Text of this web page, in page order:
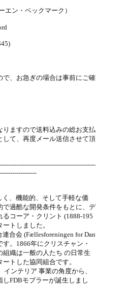
エン・ベックマーク）
、お急ぎの場合は事前にご確
ますので送料込みの総お支払
て、再度メール送信させて頂
、機能的、そして手軽な価
過酷な開発条件をもとに、デ
コーア・クリント (1888-195
トしました。
合会 (Fællesforeningen for Dan
す。1866年にクリスチャン・
織は一般の人たち の日常生
トした協同組合です。
ンテリア 事業の角度から、
FDBモブラーが誕生しまし